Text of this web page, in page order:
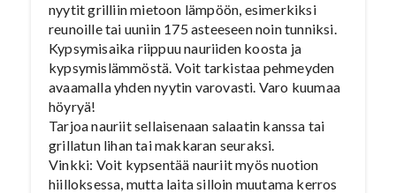
nyytit grilliin mietoon lämpöön, esimerkiksi
reunoille tai uuniin 175 asteeseen noin tunniksi.
Kypsymisaika riippuu nauriiden koosta ja
kypsymislämmöstä. Voit tarkistaa pehmeyden
avaamalla yhden nyytin varovasti. Varo kuumaa
höyryä!
Tarjoa nauriit sellaisenaan salaatin kanssa tai
grillatun lihan tai makkaran seuraksi.
Vinkki: Voit kypsentää nauriit myös nuotion
hiilloksessa, mutta laita silloin muutama kerros